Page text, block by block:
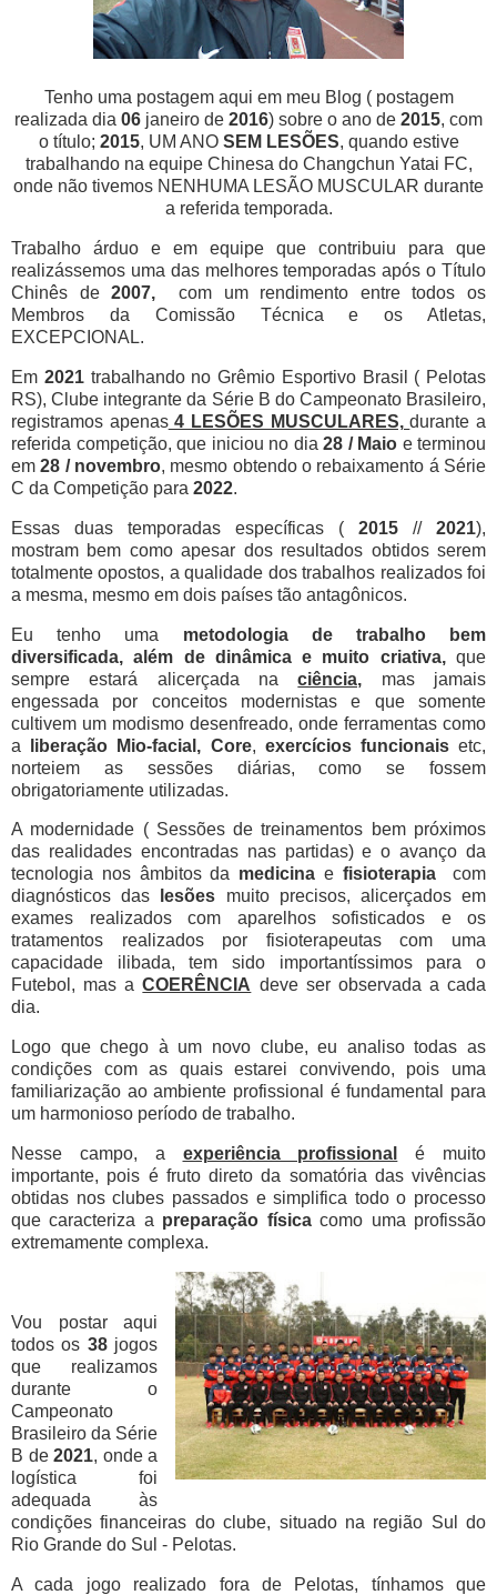
Tenho uma postagem aqui em meu Blog ( postagem
realizada dia 06 janeiro de 2016) sobre o ano de 2015, com
o título; 2015, UM ANO SEM LESÕES, quando estive
trabalhando na equipe Chinesa do Changchun Yatai FC,
onde não tivemos NENHUMA LESÃO MUSCULAR durante
a referida temporada.
Trabalho árduo e em equipe que contribuiu para que
realizássemos uma das melhores temporadas após o Título
Chinês de2007, com um rendimento entre todos os
Membros da Comissão Técnica e os Atletas,
EXCEPCIONAL.
Em 2021trabalhando no Grêmio Esportivo Brasil ( Pelotas
RS), Clube integrante da Série B do Campeonato Brasileiro,
registramos apenas4 LESÕES MUSCULARES,durante a
referida competição, que iniciou no dia 28 / Maio e terminou
em28 / novembro, mesmo obtendo o rebaixamento á Série
C da Competição para 2022.
Essas duas temporadas específicas ( 2015 // 2021),
mostram bem como apesar dos resultados obtidos serem
totalmente opostos, a qualidade dos trabalhos realizados foi
a mesma, mesmo em dois países tão antagônicos.
Eu tenho uma metodologia de trabalho bem
diversificada, além de dinâmica e muito criativa,que
sempre estará alicerçada naciência, mas jamais
engessada por conceitos modernistas e que somente
cultivem um modismo desenfreado, onde ferramentas como
a
liberação Mio-facial, Core, exercícios funcionaisetc,
norteiem as sessões diárias, como se fossem
obrigatoriamente utilizadas.
A modernidade ( Sessões de treinamentos bem próximos
das realidades encontradas nas partidas) e o avanço da
tecnologia nos âmbitos da medicina e fisioterapiacom
diagnósticos das
lesões muito precisos, alicerçados em
exames realizados com aparelhos sofisticados e os
tratamentos realizados por fisioterapeutas com uma
capacidade ilibada, tem sido importantíssimos para o
Futebol, mas aCOERÊNCIA deve ser observada a cada
dia.
Logo que chego à um novo clube, eu analiso todas as
condições com as quais estarei convivendo, pois uma
familiarização ao ambiente profissional é fundamental para
um harmonioso período de trabalho.
Nesse campo, a experiência profissional
é muito
importante, pois é fruto direto da somatória das vivências
obtidas nos clubes passados e simplifica todo o processo
que caracteriza a preparação físicacomo uma profissão
extremamente complexa.
Vou postar aqui
todos os 38jogos
que realizamos
durante o
Campeonato
Brasileiro da Série
B de2021, onde a
logística foi
adequada às
condições financeiras do clube, situado na região Sul do
Rio Grande do Sul - Pelotas.
A cada jogo realizado fora de Pelotas, tínhamos que